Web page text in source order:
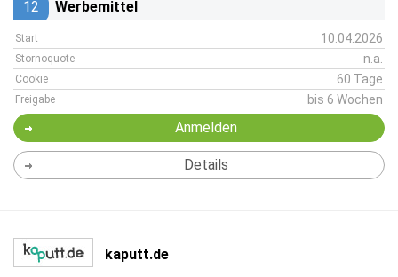
12 Werbemittel
Start 10.04.2026
Stornoquote n.a.
Cookie 60 Tage
Freigabe bis 6 Wochen
Anmelden
Details
kaputt.de